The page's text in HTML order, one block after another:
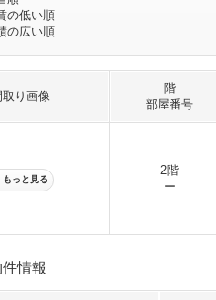
の低い順
の広い順
取り画像
階
部屋番号
もっと見る
2階
ー
情報